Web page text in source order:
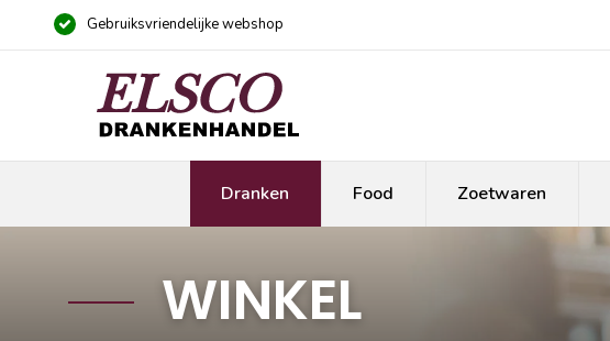
Gebruiksvriendelijke webshop
Dranken Food Zoetwaren
WINKEL